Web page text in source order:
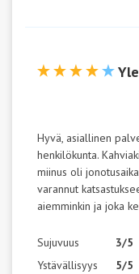
Hyvä, asiallinen
henkilökunta.
miinus oli
varannut
aiemminkin ja joka
Sujuvuus
Ystävällisyys
3/5
5/5